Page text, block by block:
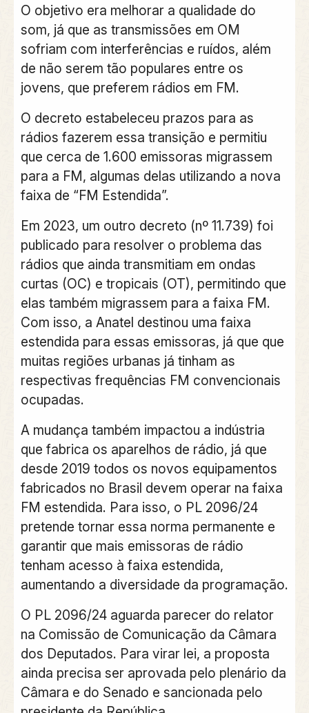
O objetivo era melhorar a qualidade do
som, já que as transmissões em OM
sofriam com interferências e ruídos, além
de não serem tão populares entre os
jovens, que preferem rádios em FM.
O decreto estabeleceu prazos para as
rádios fazerem essa transição e permitiu
que cerca de 1.600 emissoras migrassem
para a FM, algumas delas utilizando a nova
faixa de “FM Estendida”.
Em 2023, um outro decreto (nº 11.739) foi
publicado para resolver o problema das
rádios que ainda transmitiam em ondas
curtas (OC) e tropicais (OT), permitindo que
elas também migrassem para a faixa FM.
Com isso, a Anatel destinou uma faixa
estendida para essas emissoras, já que que
muitas regiões urbanas já tinham as
respectivas frequências FM convencionais
ocupadas.
A mudança também impactou a indústria
que fabrica os aparelhos de rádio, já que
desde 2019 todos os novos equipamentos
fabricados no Brasil devem operar na faixa
FM estendida. Para isso, o PL 2096/24
pretende tornar essa norma permanente e
garantir que mais emissoras de rádio
tenham acesso à faixa estendida,
aumentando a diversidade da programação.
O PL 2096/24 aguarda parecer do relator
na Comissão de Comunicação da Câmara
dos Deputados. Para virar lei, a proposta
ainda precisa ser aprovada pelo plenário da
Câmara e do Senado e sancionada pelo